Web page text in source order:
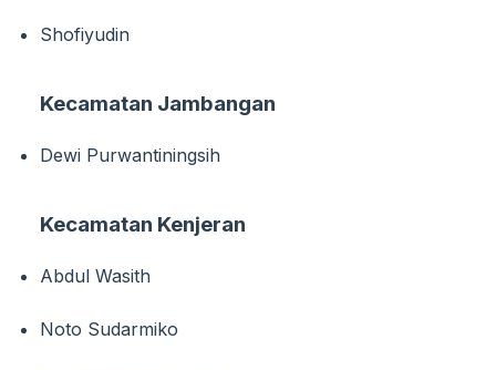
Shofiyudin
Kecamatan Jambangan
Dewi Purwantiningsih
Kecamatan Kenjeran
Abdul Wasith
Noto Sudarmiko